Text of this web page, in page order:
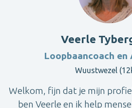
Veerle
Loopbaancoach en
Wuustwezel
Welkom, fijn dat je mijn
ben Veerle en ik help